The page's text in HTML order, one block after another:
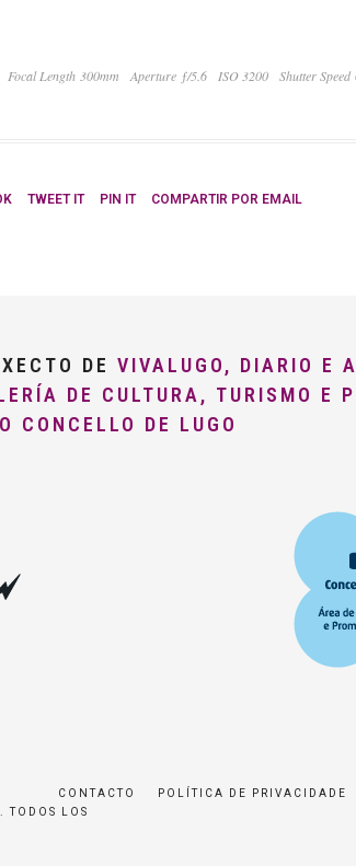
Focal Length 300mm Aperture ƒ/5.6 ISO 3200 Shutter
TWEET IT PIN IT COMPARTIR POR EMAIL
DE VIVALUGO, DIARIO E
DE CULTURA, TURISMO E
CONCELLO DE LUGO
CONTACTO POLÍTICA DE PRIVACIDADE
LOS